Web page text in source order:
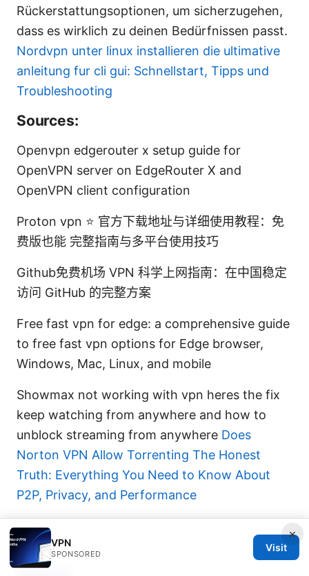
Rückerstattungsoptionen, um sicherzugehen,
dass es wirklich zu deinen Bedürfnissen passt.
Nordvpn unter linux installieren die ultimative
anleitung fur cli gui: Schnellstart, Tipps und
Troubleshooting
Sources:
Openvpn edgerouter x setup guide for
OpenVPN server on EdgeRouter X and
OpenVPN client configuration
Proton vpn ⭐ 官方下载地址与详细使用教程：免
费版也能 完整指南与多平台使用技巧
Github免费机场 VPN 科学上网指南：在中国稳定
访问 GitHub 的完整方案
Free fast vpn for edge: a comprehensive guide
to free fast vpn options for Edge browser,
Windows, Mac, Linux, and mobile
Showmax not working with vpn heres the fix
keep watching from anywhere and how to
unblock streaming from anywhere Does
Norton VPN Allow Torrenting The Honest
Truth: Everything You Need to Know About
P2P, Privacy, and Performance
×
VPN
SPONSORED
Visit